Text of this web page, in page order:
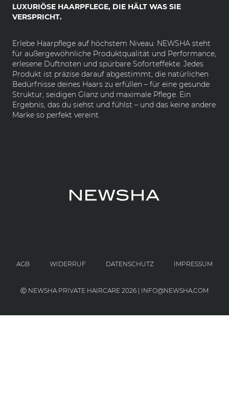
LUXURIÖSE HAARPFLEGE, DIE HÄLT WAS SIE
VERSPRICHT.
Erlebe Haarpflege auf höchstem Niveau: NEWSHA steht
für außergewöhnliche Produktqualität und Performance,
erlesene Duftnoten und spürbare Soforteffekte. Jedes
Produkt ist präzise darauf abgestimmt, die natürlichen
Bedürfnisse deines Haars zu erfüllen – für eine gesunde
Struktur, seidigen Glanz und maximale Pflege. Ein
Ergebnis, das du siehst und fühlst – und das keine andere
Marke so perfekt vereint.
Ⓒ NEWSHA PRIVATE HAIRCARE 2026 | INFO@NEWSHA.COM
AGB WIDERRUF DATENSCHUTZ IMPRESSUM